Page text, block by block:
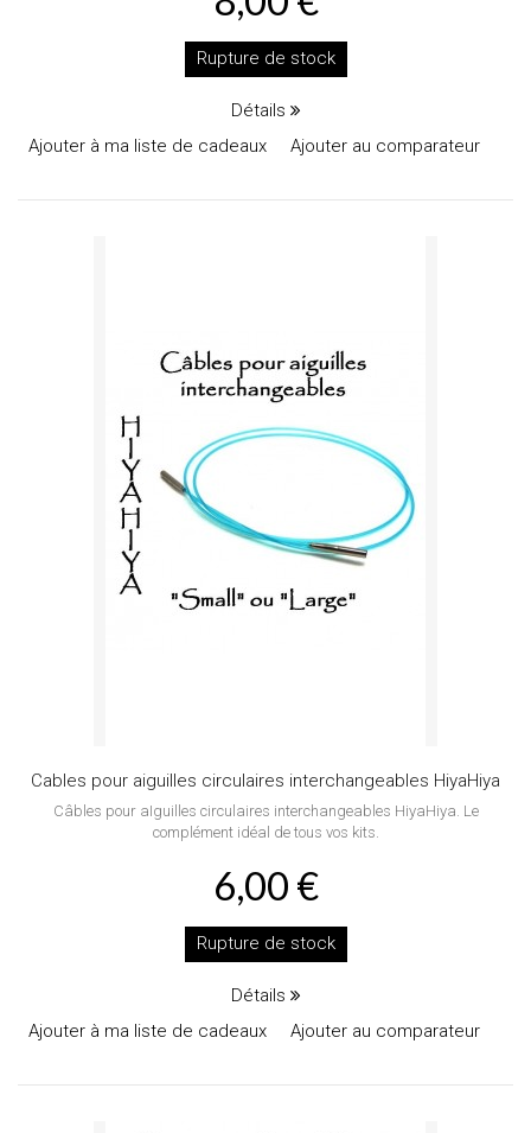
Rupture de stock
Détails
Ajouter à ma liste de cadeaux
Ajouter au comparateur
Cables pour aiguilles circulaires interchangeables HiyaHiya
Câbles pour aIguilles circulaires interchangeables HiyaHiya. Le
complément idéal de tous vos kits.
6,00 €
Rupture de stock
Détails
Ajouter à ma liste de cadeaux
Ajouter au comparateur